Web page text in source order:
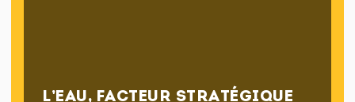
L’EAU, FACTEUR STRATÉGIQUE